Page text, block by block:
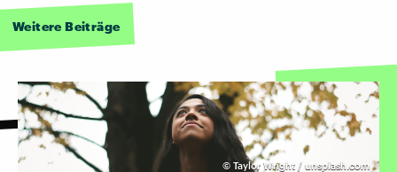
Weitere Beiträge
© Taylor Wright / unsplash.com